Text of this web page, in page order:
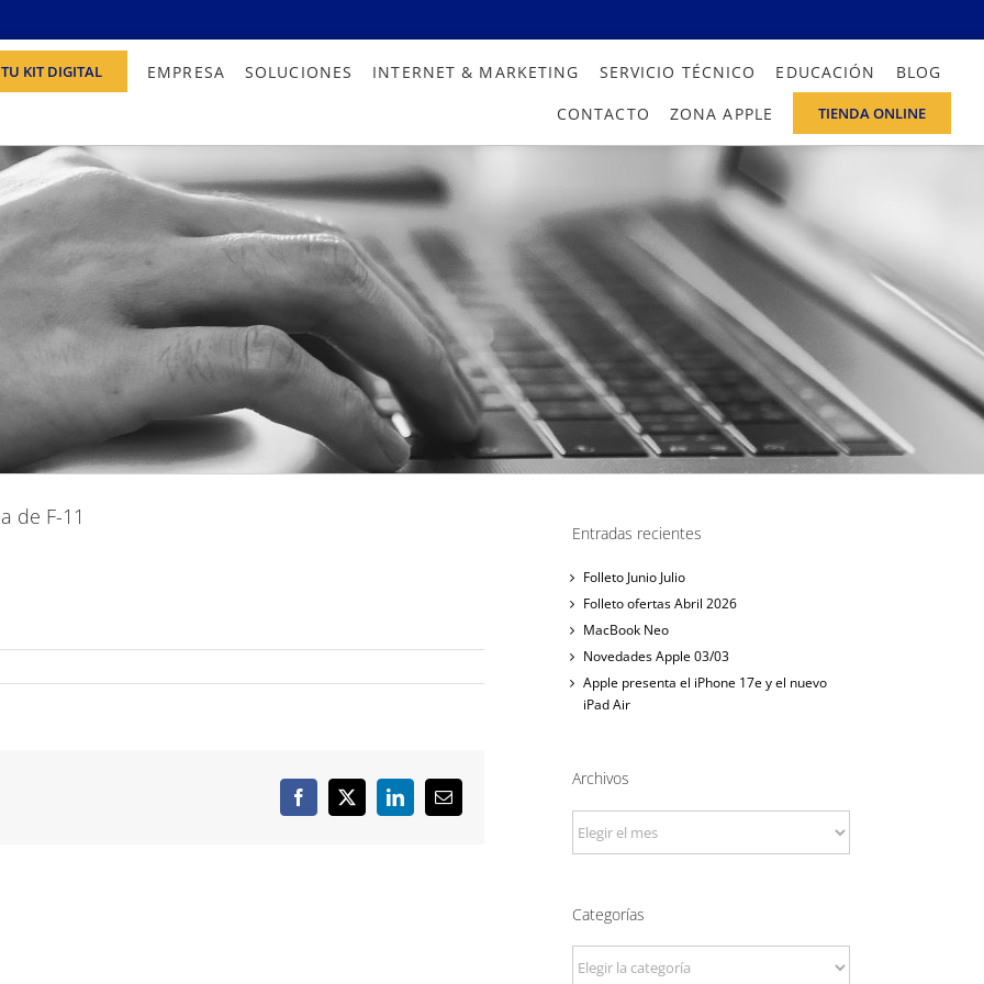
KIT DIGITAL EMPRESA SOLUCIONES INTERNET & MARKETING SERVICIO TÉCNICO EDUCACIÓN
BLOG
CONTACTO
ZONA APPLE TIENDA ONLINE
de F-11
Facebook
X LinkedInCorreo
electrónico
Entradas recientes
Folleto Junio Julio
Folleto ofertas Abril 2026
MacBook Neo
Novedades Apple 03/03
Apple presenta el iPhone 17e y el nuevo
iPad Air
Archivos
Archivos
Categorías
Categorías